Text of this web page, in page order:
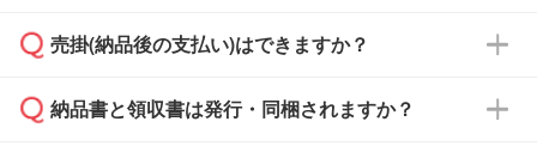
依頼いただいた場合は、翌営業日以降のご連絡
銀行振込のみのご対応となります。
売掛(納品後の支払い)はできますか？
基本的には先入金をお願いしておりますが、自
納品書と領収書は発行・同梱されますか？